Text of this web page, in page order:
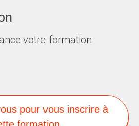
votre formation
pour vous inscrire à